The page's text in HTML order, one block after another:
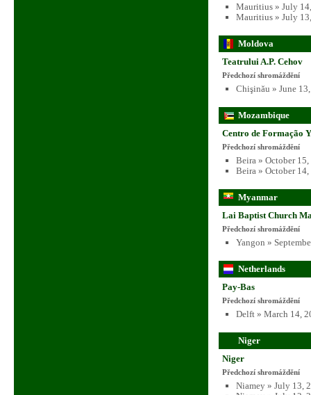
Mauritius » July
Mauritius » July
Moldova
Teatrului A.P. Cehov
Předchozí shromáždění
Chişinău » June
Mozambique
Centro de Formação
Předchozí shromáždění
Beira » October
Beira » October
Myanmar
Lai Baptist Church
Předchozí shromáždění
Yangon »
Netherlands
Pay-Bas
Předchozí shromáždění
Delft » March 14,
Niger
Niger
Předchozí shromáždění
Niamey » July 13,